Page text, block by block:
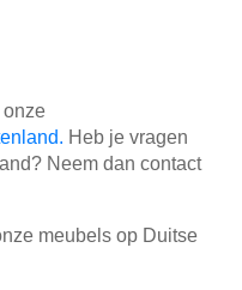
onze
Heb je vragen
Neem dan contact
meubels op Duitse